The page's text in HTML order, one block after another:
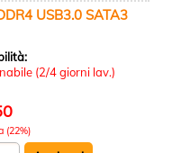
USB3.0 SATA3
(2/4 giorni lav.)
(22%)